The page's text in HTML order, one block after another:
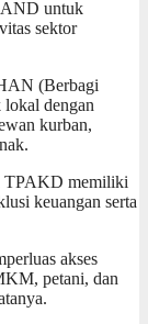
untuk
sektor
(Berbagi
dengan
kurban,
TPAKD memiliki
keuangan serta
akses
petani, dan